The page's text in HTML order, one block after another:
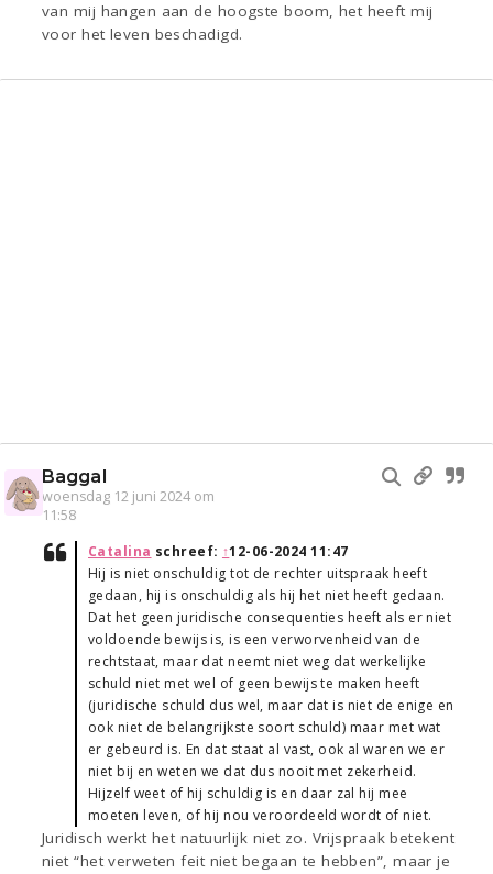
van mij hangen aan de hoogste boom, het heeft mij
voor het leven beschadigd.
Baggal
woensdag 12 juni 2024 om
11:58
Catalina schreef: ↑12-06-2024 11:47
Hij is niet onschuldig tot de rechter uitspraak heeft
gedaan, hij is onschuldig als hij het niet heeft gedaan.
Dat het geen juridische consequenties heeft als er niet
voldoende bewijs is, is een verworvenheid van de
rechtstaat, maar dat neemt niet weg dat werkelijke
schuld niet met wel of geen bewijs te maken heeft
(juridische schuld dus wel, maar dat is niet de enige en
ook niet de belangrijkste soort schuld) maar met wat
er gebeurd is. En dat staat al vast, ook al waren we er
niet bij en weten we dat dus nooit met zekerheid.
Hijzelf weet of hij schuldig is en daar zal hij mee
moeten leven, of hij nou veroordeeld wordt of niet.
Juridisch werkt het natuurlijk niet zo. Vrijspraak betekent
niet “het verweten feit niet begaan te hebben”, maar je